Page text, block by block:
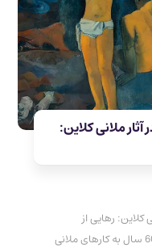
ملانی کلاین:
کلاین: رهایی از
نارسیسیزم شاید اکنون که بعد از گذشت 60 سال به کارهای ملانی